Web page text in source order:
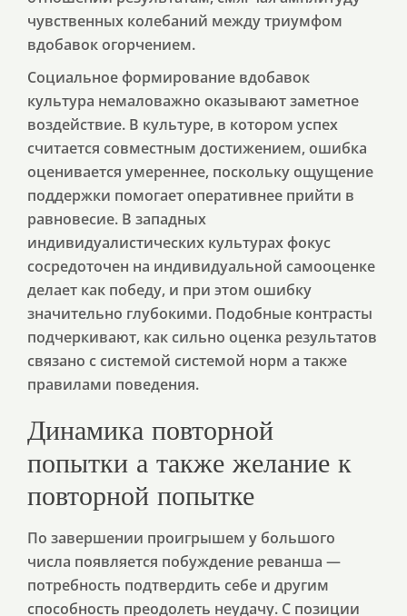
чувственных колебаний между триумфом
вдобавок огорчением.
Социальное формирование вдобавок
культура немаловажно оказывают заметное
воздействие. В культуре, в котором успех
считается совместным достижением, ошибка
оценивается умереннее, поскольку ощущение
поддержки помогает оперативнее прийти в
равновесие. В западных
индивидуалистических культурах фокус
сосредоточен на индивидуальной самооценке
делает как победу, и при этом ошибку
значительно глубокими. Подобные контрасты
подчеркивают, как сильно оценка результатов
связано с системой системой норм а также
правилами поведения.
Динамика повторной
попытки а также желание к
повторной попытке
По завершении проигрышем у большого
числа появляется побуждение реванша —
потребность подтвердить себе и другим
способность преодолеть неудачу. С позиции